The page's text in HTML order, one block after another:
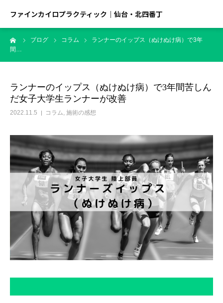
ファインカイロプラクティック｜仙台・北四番丁
ブログ コラム
ランナーのイップス（ぬけぬけ病）で3年
間…
ランナーのイップス（ぬけぬけ病）で3年間苦しん
だ女子大学生ランナーが改善
2022.11.5 コラム, 施術の感想